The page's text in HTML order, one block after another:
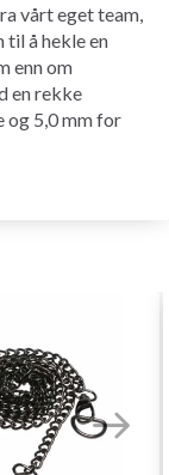
vårt eget team,
til å hekle en
enn om
en rekke
og 5,0 mm for